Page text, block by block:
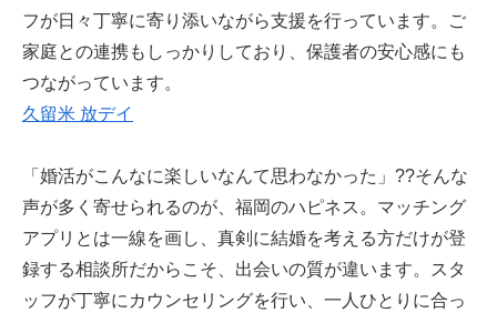
フが日々丁寧に寄り添いながら支援を行っています。ご
家庭との連携もしっかりしており、保護者の安心感にも
つながっています。
久留米 放デイ
「婚活がこんなに楽しいなんて思わなかった」??そんな
声が多く寄せられるのが、福岡のハピネス。マッチング
アプリとは一線を画し、真剣に結婚を考える方だけが登
録する相談所だからこそ、出会いの質が違います。スタ
ッフが丁寧にカウンセリングを行い、一人ひとりに合っ